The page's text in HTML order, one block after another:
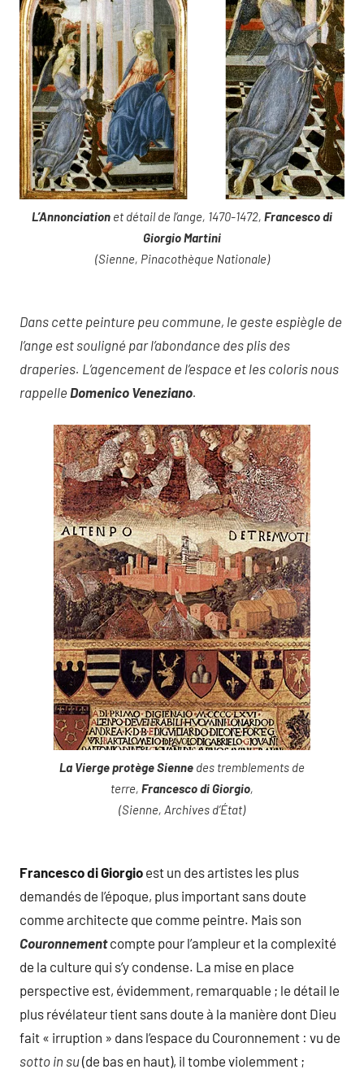
L’Annonciation et détail de l’ange, 1470-1472, Francesco di
Giorgio Martini
(Sienne, Pinacothèque Nationale)
Dans cette peinture peu commune, le geste espiègle de
l’ange est souligné par l’abondance des plis des
draperies. L’agencement de l’espace et les coloris nous
rappelle Domenico Veneziano.
La Vierge protège Sienne des tremblements de
terre, Francesco di Giorgio,
(Sienne, Archives d’État)
Francesco di Giorgio est un des artistes les plus
demandés de l’époque, plus important sans doute
comme architecte que comme peintre. Mais son
Couronnementcompte pour l’ampleur et la complexité
de la culture qui s’y condense. La mise en place
perspective est, évidemment, remarquable ; le détail le
plus révélateur tient sans doute à la manière dont Dieu
fait « irruption » dans l’espace du Couronnement : vu de
sotto in su(de bas en haut), il tombe violemment ;